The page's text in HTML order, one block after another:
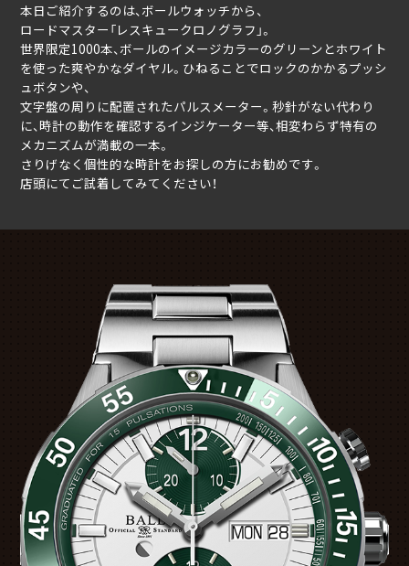
本日ご紹介するのは、ボールウォッチから、
ロードマスター「レスキュークロノグラフ」。
世界限定1000本、ボールのイメージカラーのグリーンとホワイト
を使った爽やかなダイヤル。ひねることでロックのかかるプッシ
ュボタンや、
文字盤の周りに配置されたパルスメーター。秒針がない代わり
に、時計の動作を確認するインジケーター等、相変わらず特有の
メカニズムが満載の一本。
さりげなく個性的な時計をお探しの方にお勧めです。
店頭にてご試着してみてください！